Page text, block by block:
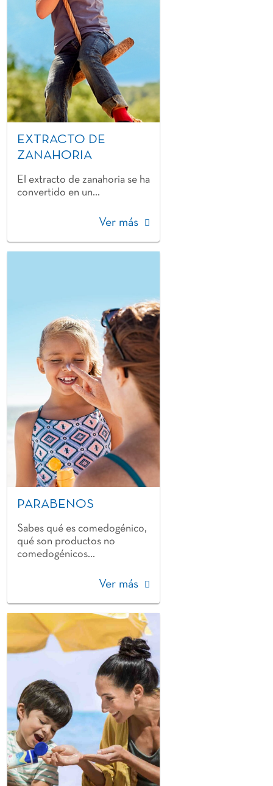
EXTRACTO DE
ZANAHORIA
El extracto de zanahoria se ha
convertido en un...
Ver más
PARABENOS
Sabes qué es comedogénico,
qué son productos no
comedogénicos...
Ver más